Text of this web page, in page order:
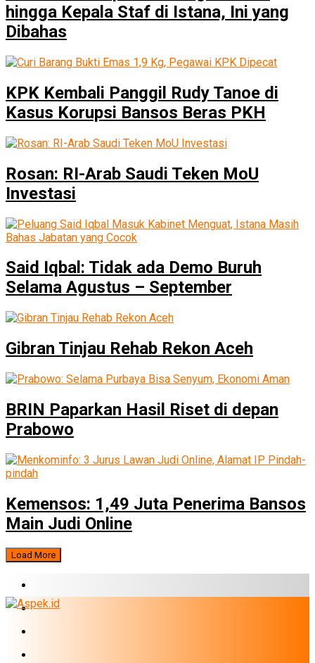
hingga Kepala Staf di Istana, Ini yang
Dibahas
KPK Kembali Panggil Rudy Tanoe di
Kasus Korupsi Bansos Beras PKH
Rosan: RI-Arab Saudi Teken MoU
Investasi
Said Iqbal: Tidak ada Demo Buruh
Selama Agustus – September
Gibran Tinjau Rehab Rekon Aceh
BRIN Paparkan Hasil Riset di depan
Prabowo
Kemensos: 1,49 Juta Penerima Bansos
Main Judi Online
Load More
BUMN